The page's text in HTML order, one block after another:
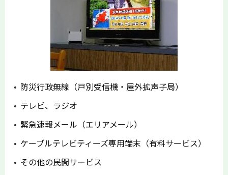
防災行政無線（戸別受信機・屋外拡声子局）
テレビ、ラジオ
緊急速報メール（エリアメール）
ケーブルテレビティーズ専用端末（有料サービス）
その他の民間サービス